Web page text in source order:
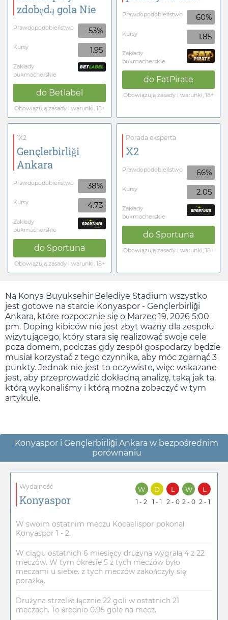
zdobędą gola Nie
Prawdopodobieństwo 53%
Kursy 1.95
Zakłady
bukmacherskie
do Betlabel
Obowiązują zasady i warunki, 18+
Prawdopodobieństwo 60%
Kursy 1.85
Zakłady
bukmacherskie
do FatPirate
Obowiązują zasady i warunki, 18+
1X2
Gençlerbirliği
Ankara
Prawdopodobieństwo 38%
Kursy 4.73
Zakłady
bukmacherskie
do Sportuna
Obowiązują zasady i warunki, 18+
Porada eksperta
X2
Prawdopodobieństwo 66%
Kursy 2.05
Zakłady
bukmacherskie
do Sportuna
Obowiązują zasady i warunki, 18+
Na Konya Buyuksehir Belediye Stadium wszystko
jest gotowe na starcie Konyaspor - Gençlerbirliği
Ankara, które rozpocznie się o Marzec 19, 2026 5:00
pm. Doping kibiców nie jest zbyt ważny dla zespołu
wizytującego, który stara się realizować swoje cele
poza domem, podczas gdy zespół gospodarzy będzie
musiał korzystać z tego czynnika, aby móc zgarnąć 3
punkty. Jednak nie jest to oczywiste, więc wskazane
jest, aby przeprowadzić dokładną analizę, taką jak ta,
którą wykonaliśmy i którą można zobaczyć w tym
artykule.
Konyaspor i Gençlerbirliği Ankara w bezpośrednim
porównaniu
Wydajność
Konyaspor
W
1 - 2
D
1 - 1
L
2 - 0
W
2 - 0
L
2 - 1
W swoim ostatnim meczu Kocaelispor pokonał
Konyaspor 1 - 2.
W ciągu ostatnich 6 miesięcy drużyna wygrała 4 z 22
meczów. W tym okresie 5 z tych meczów było
meczami u siebie. z tych meczów zakończyły się
porażką.
Drużyna strzeliła łącznie 22 goli w ostatnich 21
meczach. To średnio 0.95 gole na mecz.